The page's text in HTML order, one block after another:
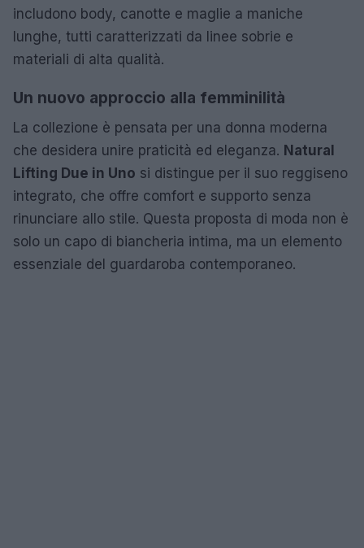
includono body, canotte e maglie a maniche
lunghe, tutti caratterizzati da linee sobrie e
materiali di alta qualità.
Un nuovo approccio alla femminilità
La collezione è pensata per una donna moderna
che desidera unire praticità ed eleganza. Natural
Lifting Due in Uno si distingue per il suo reggiseno
integrato, che offre comfort e supporto senza
rinunciare allo stile. Questa proposta di moda non è
solo un capo di biancheria intima, ma un elemento
essenziale del guardaroba contemporaneo.